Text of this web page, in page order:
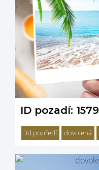
ID pozadí: 1579
3d popředí dovolená